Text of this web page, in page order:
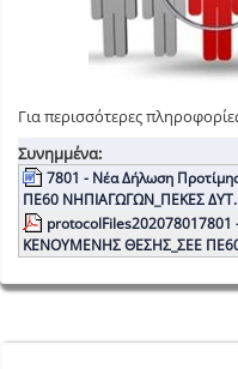
Για περισσότερες
Συνημμένα:
7801 - Νέα Δήλωση
ΠΕ60 ΝΗΠΙΑΓΩΓΩΝ_ΠΕΚΕΣ
ΚΕΝΟΥΜΕΝΗΣ ΘΕΣΗΣ_ΣΕΕ